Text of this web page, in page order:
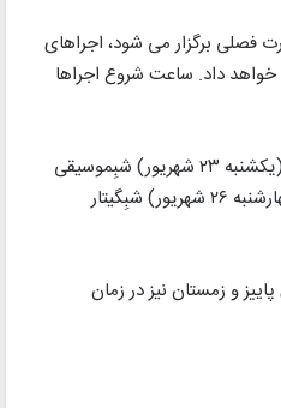
فصلی برگزار می شود، اجراهای
۲۳ شهریور آغاز کرده و هر شب تا جمعه ۲۸ شهریور ۱۴۰۴ ادامه خواهد داد. ساعت شروع اجراها
عناوین شب های مختلف این برنامه به شرح زیر اعلام شده است: شبِتارنوازی (یکشنبه ۲۳ شهریور) شبِموسیقی
شمال خراسان (دوشنبه ۲۴ شهریور) شبِدل‌آوا (سه‌شنبه ۲۵ شهریور) شبِپیانو (چهارشنبه ۲۶ شهریور) شبِگیتار
و زمستان نیز در زمان